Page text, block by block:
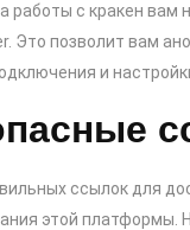
работы с кракен вам
Это позволит вам
и
ссылок для
этой платформы.